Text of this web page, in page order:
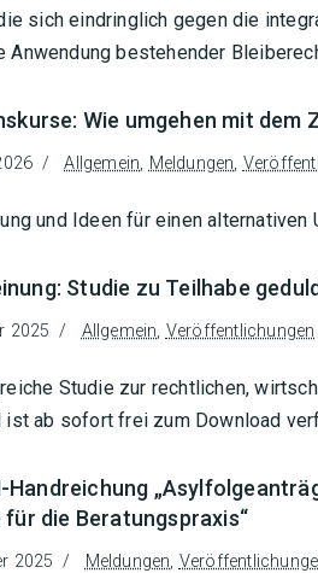
sich eindringlich gegen die
Anwendung bestehender
Wie umgehen mit dem
Allgemein, Meldungen,
und Ideen für einen
Studie zu Teilhabe
2025 Allgemein, Veröffentlichungen
Studie zur rechtlichen,
ist ab sofort frei zum Download
Handreichung
für die Beratungspraxis“
2025 Meldungen,